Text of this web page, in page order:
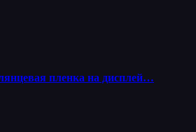
пленка на дисплей…